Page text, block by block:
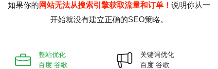
如果你的 网站无法从搜索引擎获取流量和订单！ 说明你从一
开始就没有建立正确的SEO策略。
整站优化
百度 谷歌
关键词优化
百度 谷歌